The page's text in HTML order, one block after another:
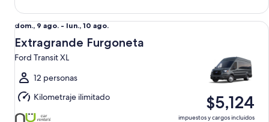
Del
dom.,
9
ago.
al
lun.,
10
ago.
dom., 9 ago. - lun., 10 ago.
Extragrande Furgoneta
Ford Transit XL
12 personas
Kilometraje ilimitado
$5,124
impuestos y cargos incluidos
Extragrande Furgoneta Ford Transit XL